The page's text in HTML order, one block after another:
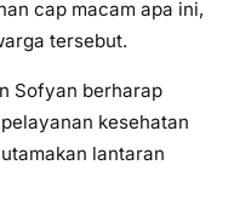
cap macam apa ini,
tersebut.
Sofyan berharap
kesehatan
lantaran